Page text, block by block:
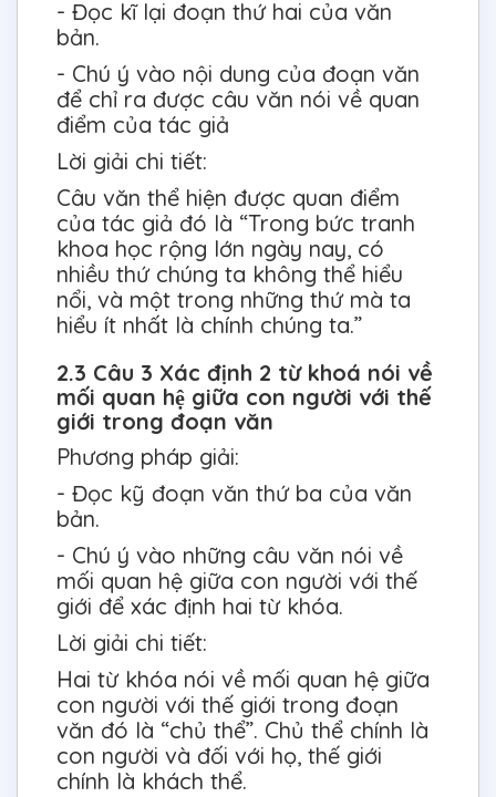
- Đọc kĩ lại đoạn thứ hai của văn
bản.
- Chú ý vào nội dung của đoạn văn
để chỉ ra được câu văn nói về quan
điểm của tác giả
Lời giải chi tiết:
Câu văn thể hiện được quan điểm
của tác giả đó là “Trong bức tranh
khoa học rộng lớn ngày nay, có
nhiều thứ chúng ta không thể hiểu
nổi, và một trong những thứ mà ta
hiểu ít nhất là chính chúng ta.”
2.3 Câu 3 Xác định 2 từ khoá nói về
mối quan hệ giữa con người với thế
giới trong đoạn văn
Phương pháp giải:
- Đọc kỹ đoạn văn thứ ba của văn
bản.
- Chú ý vào những câu văn nói về
mối quan hệ giữa con người với thế
giới để xác định hai từ khóa.
Lời giải chi tiết:
Hai từ khóa nói về mối quan hệ giữa
con người với thế giới trong đoạn
văn đó là “chủ thể”. Chủ thể chính là
con người và đối với họ, thế giới
chính là khách thể.